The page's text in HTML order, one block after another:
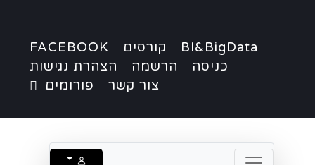
BI&BigData קורסים
FACEBOOK
כניסה
הרשמה
הצהרת נגישות
צור קשר
פורומים